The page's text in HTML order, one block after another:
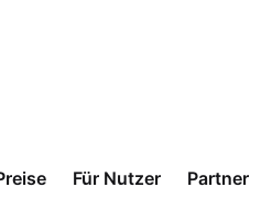
Für Nutzer Partner